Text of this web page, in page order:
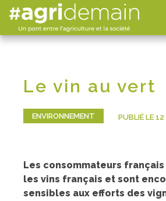
Le vin au vert
ENVIRONNEMENT PUBLIÉ LE
Les consommateurs
les vins français et sont
sensibles aux efforts des